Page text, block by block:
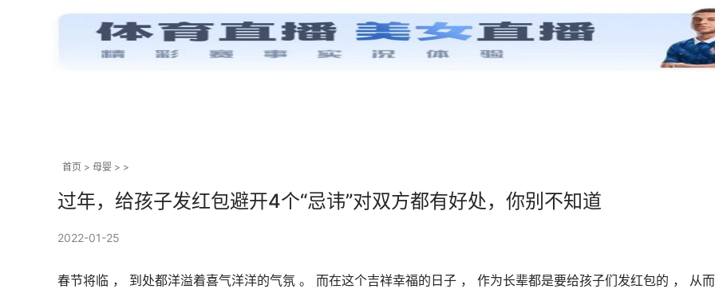
首页 > 母婴 > >
过年，给孩子发红包避开4个“忌讳”对双方都有好处，你别不知道
2022-01-25
春节将临 ， 到处都洋溢着喜气洋洋的气氛 。 而在这个吉祥幸福的日子 ， 作为长辈都是要给孩子们发红包的 ， 从